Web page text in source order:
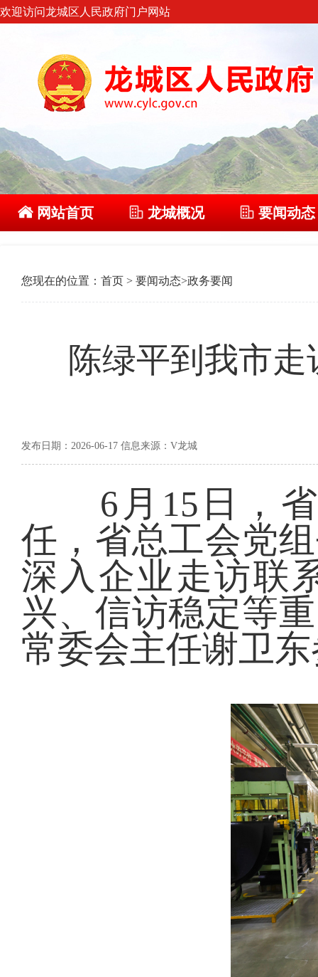
欢迎访问龙城区人民政府门户网站
网站首页 龙城概况 要闻动态
您现在的位置： 首页 > 要闻动态>政务要闻
陈绿平到我市
发布日期：2026-06-17 信息来源：V龙城
6月15日，省
任，省总工会党
深入企业走访联
兴、信访稳定等
常委会主任谢卫